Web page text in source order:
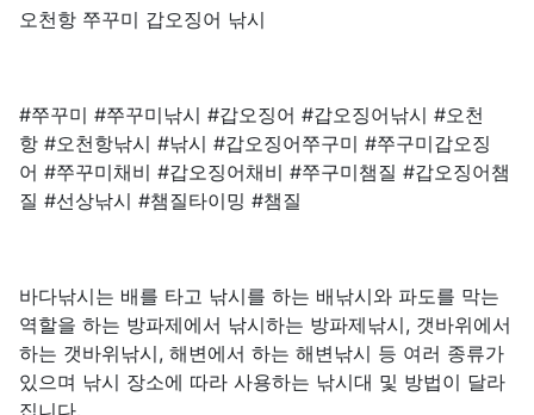
오천항 쭈꾸미 갑오징어 낚시
#쭈꾸미 #쭈꾸미낚시 #갑오징어 #갑오징어낚시 #오천
항 #오천항낚시 #낚시 #갑오징어쭈구미 #쭈구미갑오징
어 #쭈꾸미채비 #갑오징어채비 #쭈구미챔질 #갑오징어챔
질 #선상낚시 #챔질타이밍 #챔질
바다낚시는 배를 타고 낚시를 하는 배낚시와 파도를 막는
역할을 하는 방파제에서 낚시하는 방파제낚시, 갯바위에서
하는 갯바위낚시, 해변에서 하는 해변낚시 등 여러 종류가
있으며 낚시 장소에 따라 사용하는 낚시대 및 방법이 달라
집니다.